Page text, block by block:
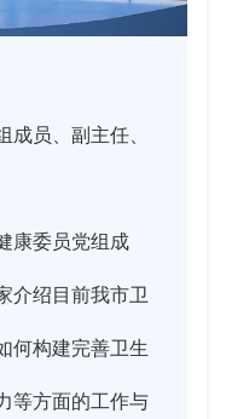
成员、副主任、
康委员党组成
介绍目前我市卫
何构建完善卫生
等方面的工作与